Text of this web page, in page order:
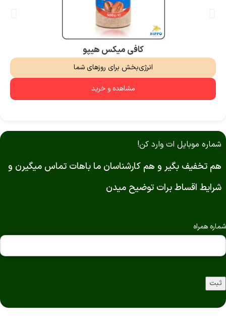
کافی میکس هیپو
مشاهده و خرید
انرژی‌بخش برای روزهای شما
شماره موبایل ات وارد کن!
هم تخفیف بگیر و هم کارشناسان ما باهات تماس میگیرن و
شرایط اقساط برات توضیح میدن
شماره همراه
ثبت